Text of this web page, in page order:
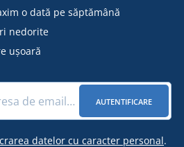
o dată pe săptămână
nedorite
ușoară
AUTENTIFICARE
datelor cu caracter personal.